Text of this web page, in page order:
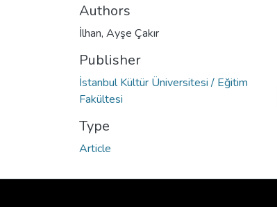
Authors
İlhan, Ayşe Çakır
Publisher
İstanbul Kültür Üniversitesi / Eğitim
Fakültesi
Type
Article